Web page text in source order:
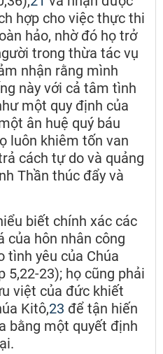
hợp cho việc thực thi
hảo, nhờ đó họ trở
trong thừa tác vụ
nhận rằng mình
này với cả tâm tình
một quy định của
ân huệ quý báu
luôn khiêm tốn van
cách tự do và quảng
Thần thúc đẩy và
biết chính xác các
của hôn nhân công
tình yêu của Chúa
5,22-23); họ cũng phải
việt của đức khiết
Kitô,23 để tận hiến
bằng một quyết định